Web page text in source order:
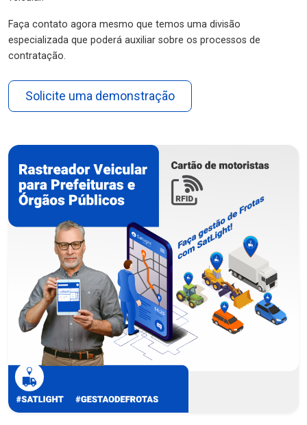
Faça contato agora mesmo que temos uma divisão
especializada que poderá auxiliar sobre os processos de
contratação.
Solicite uma demonstração